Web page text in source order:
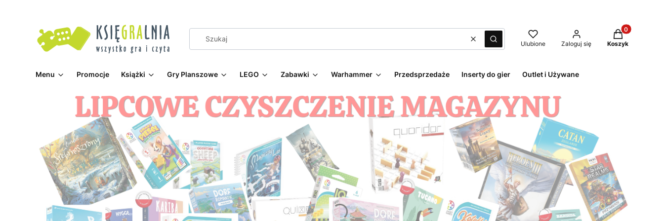
WyczyśćSzukaj Ulubione Zaloguj się
Produkty w
Koszyk
Menu Promocje Książki Gry Planszowe LEGO Zabawki Warhammer Przedsprzedaże Inserty do gier Outlet i Używane